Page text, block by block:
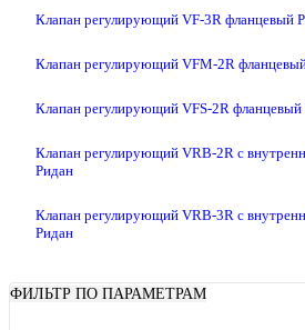
Клапан регулирующий VF-3R фланцевый
Клапан регулирующий VFM-2R
Клапан регулирующий VFS-2R фланцевый
Клапан регулирующий VRB-2R с
Ридан
Клапан регулирующий VRB-3R с
Ридан
ФИЛЬТР ПО ПАРАМЕТРАМ